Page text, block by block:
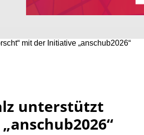
mit der Initiative „anschub2026“
unterstützt